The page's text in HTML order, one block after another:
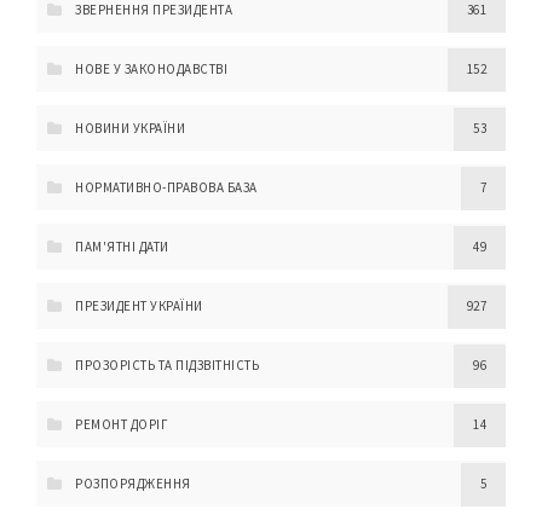
ЗВЕРНЕННЯ ПРЕЗИДЕНТА 361
НОВЕ У ЗАКОНОДАВСТВІ 152
НОВИНИ УКРАЇНИ 53
НОРМАТИВНО-ПРАВОВА БАЗА 7
ПАМ'ЯТНІ ДАТИ 49
ПРЕЗИДЕНТ УКРАЇНИ 927
ПРОЗОРІСТЬ ТА ПІДЗВІТНІСТЬ 96
РЕМОНТ ДОРІГ 14
РОЗПОРЯДЖЕННЯ 5